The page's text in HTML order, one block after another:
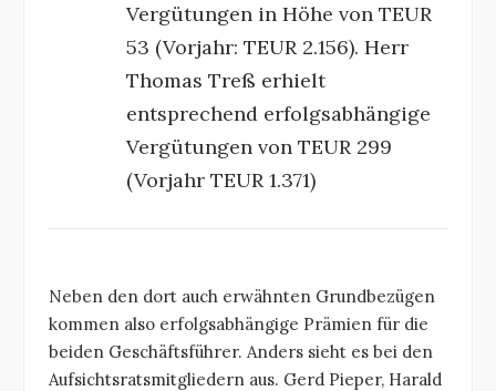
Vergütungen in Höhe von TEUR
53 (Vorjahr: TEUR 2.156). Herr
Thomas Treß erhielt
entsprechend erfolgsabhängige
Vergütungen von TEUR 299
(Vorjahr TEUR 1.371)
Neben den dort auch erwähnten Grundbezügen
kommen also erfolgsabhängige Prämien für die
beiden Geschäftsführer. Anders sieht es bei den
Aufsichtsratsmitgliedern aus. Gerd Pieper, Harald